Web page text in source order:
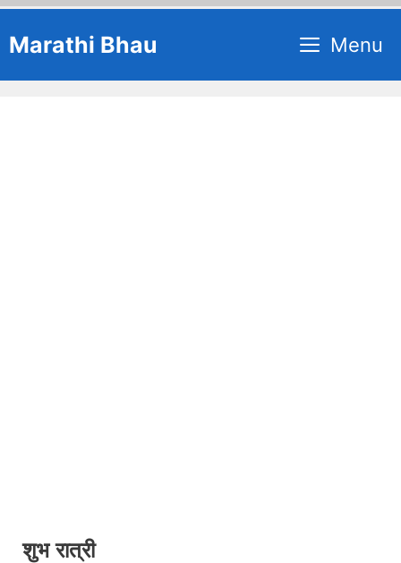
toMarathi Bhau Menu
शुभ रात्री